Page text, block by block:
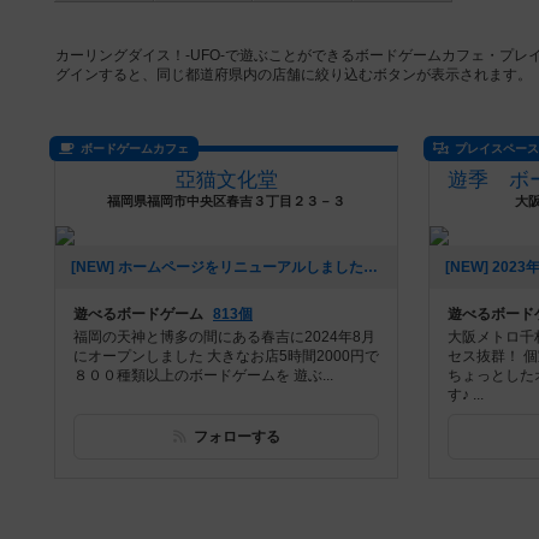
カーリングダイス！-UFO-で遊ぶことができるボードゲームカフェ・プ
グインすると、同じ都道府県内の店舗に絞り込むボタンが表示されます。
ボードゲームカフェ
亞猫文化堂
福岡県福岡市中央区春吉３丁目２３－３
[NEW] ホームページをリニューアルしました！（2025年04月01日 15時56分）
遊べるボードゲーム 813個
福岡の天神と博多の間にある春吉に2024年8月
にオープンしました 大きなお店5時間2000円で
８００種類以上のボードゲームを 遊ぶ...
フォローする
プレイスペース
大
遊べるボー
大阪メトロ
セス抜群！
ちょっとし
す♪ ...